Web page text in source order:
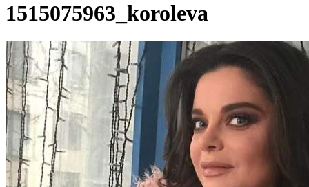
1515075963_koroleva